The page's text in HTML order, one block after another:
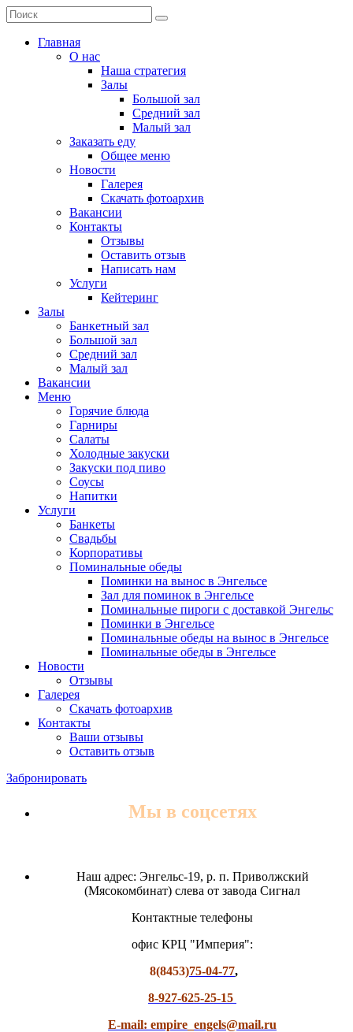
Главная
О нас
Наша стратегия
Залы
Большой зал
Средний зал
Малый зал
Заказать еду
Общее меню
Новости
Галерея
Скачать фотоархив
Вакансии
Контакты
Отзывы
Оставить отзыв
Написать нам
Услуги
Кейтеринг
Залы
Банкетный зал
Большой зал
Средний зал
Малый зал
Вакансии
Меню
Горячие блюда
Гарниры
Салаты
Холодные закуски
Закуски под пиво
Соусы
Напитки
Услуги
Банкеты
Свадьбы
Корпоративы
Поминальные обеды
Поминки на вынос в Энгельсе
Зал для поминок в Энгельсе
Поминальные пироги с доставкой Энгельс
Поминки в Энгельсе
Поминальные обеды на вынос в Энгельсе
Поминальные обеды в Энгельсе
Новости
Отзывы
Галерея
Скачать фотоархив
Контакты
Ваши отзывы
Оставить отзыв
Забронировать
Мы в соцсетях
Наш адрес: Энгельс-19, р. п. Приволжский
(Мясокомбинат) слева от завода Сигнал
Контактные телефоны
офис КРЦ "Империя":
8(8453)75-04-77,
8-927-625-25-15
E-mail: empire_engels@mail.ru